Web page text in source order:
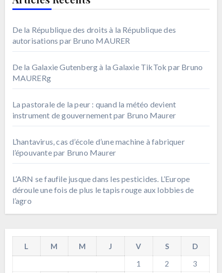
De la République des droits à la République des
autorisations par Bruno MAURER
De la Galaxie Gutenberg à la Galaxie TikTok par Bruno
MAURERg
La pastorale de la peur : quand la météo devient
instrument de gouvernement par Bruno Maurer
L’hantavirus, cas d’école d’une machine à fabriquer
l’épouvante par Bruno Maurer
L’ARN se faufile jusque dans les pesticides. L’Europe
déroule une fois de plus le tapis rouge aux lobbies de
l’agro
L M M J V S
D
1
2
3